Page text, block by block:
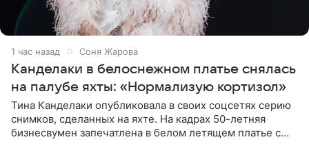
1 час назад Соня Жарова
Канделаки в белоснежном платье снялась
на палубе яхты: «Нормализую кортизол»
Тина Канделаки опубликовала в своих соцсетях серию
снимков, сделанных на яхте. На кадрах 50-летняя
бизнесвумен запечатлена в белом летящем платье с